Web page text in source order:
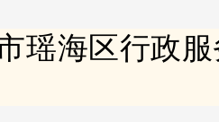
瑶海区行政